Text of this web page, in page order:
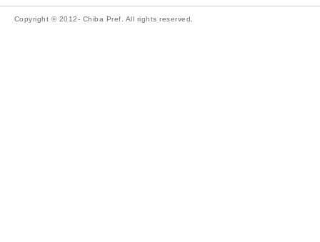
Copyright © 2012- Chiba Pref. All rights reserved.